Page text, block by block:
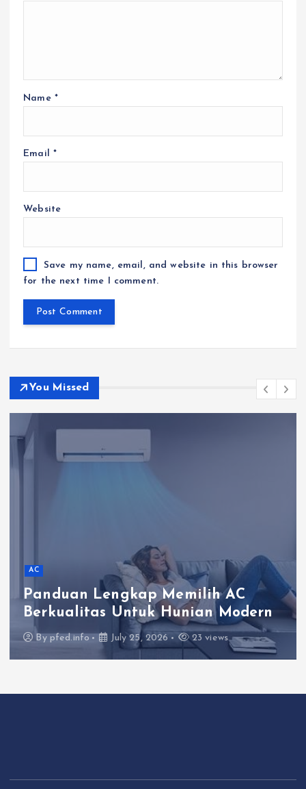
Name *
Email *
Website
Save my name, email, and website in this browser
for the next time I comment.
You Missed
AC
Panduan Lengkap Memilih AC
Berkualitas Untuk Hunian Modern
By pfed.info July 25, 2026 23 views